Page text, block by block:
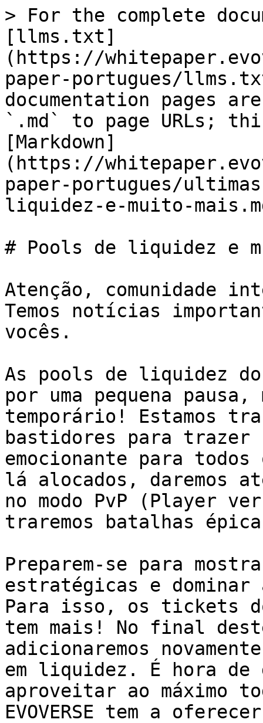
> For the complete
[llms.txt]
(https://
paper-portugues/
documentation pages
`.md` to page URLs;
[Markdown]
(https://
paper-portugues/
liquidez-e-muito-
# Pools de liquidez e
Atenção, comunidade
Temos notícias
vocês.
As pools de liquidez
por uma pequena
temporário! Estamos
bastidores para trazer
emocionante para
lá alocados, daremos
no modo PvP (Player
traremos batalhas
Preparem-se para
estratégicas e dominar
Para isso, os tickets
tem mais! No final
adicionaremos
em liquidez. É hora
aproveitar ao máximo
EVOVERSE tem a